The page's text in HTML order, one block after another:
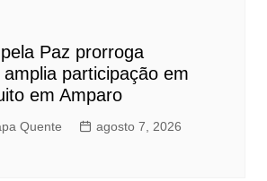
Paz prorroga
participação em
em Amparo
Quente
agosto 7, 2026